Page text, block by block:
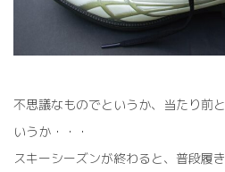
不思議なものでというか、当たり前と
いうか・・・
スキーシーズンが終わると、普段履き